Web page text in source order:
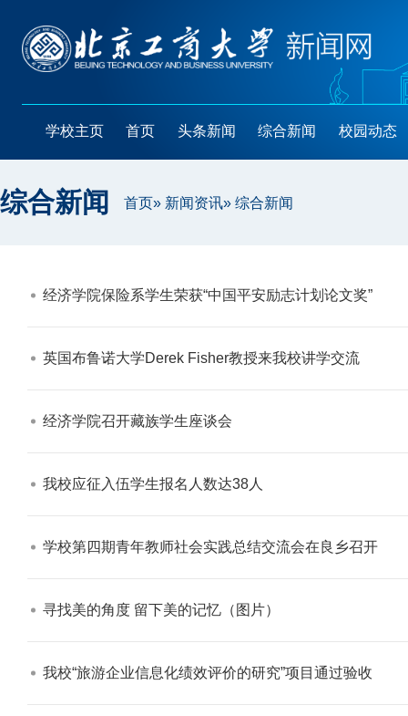
学校主页 首页 头条新闻 综合新闻 校园动态
综合新闻 首页» 新闻资讯» 综合新闻
经济学院保险系学生荣获“中国平安励志计划论文奖”​
英国布鲁诺大学Derek Fisher教授来我校讲学交流​
经济学院召开藏族学生座谈会​
我校应征入伍学生报名人数达38人​
学校第四期青年教师社会实践总结交流会在良乡召开​
寻找美的角度 留下美的记忆（图片）​
我校“旅游企业信息化绩效评价的研究”项目通过验收​